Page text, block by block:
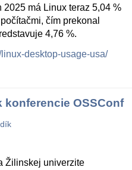
má Linux teraz 5,04 %
čím prekonal
4,76 %.
desktop-usage-usa/
konferencie OSSConf
Žilinskej univerzite